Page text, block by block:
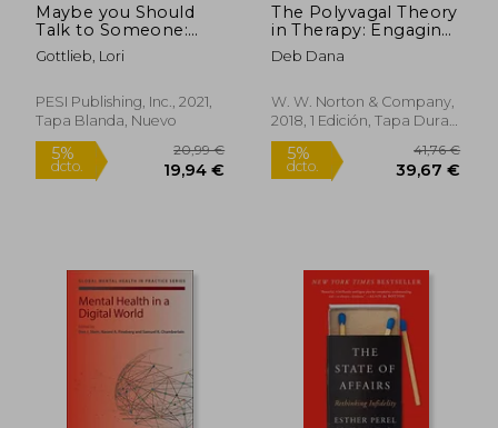
Maybe you Should
Talk to Someone:
The Workbook: A
Toolkit for Editing
Changing Your Life
(en Inglés)
Gottlieb, Lori
PESI Publishing, Inc., 2021,
Tapa Blanda, Nuevo
The Polyvagal Theory
in Therapy: Engaging
the Rhythm of
Regulation (en
Deb Dana
W. W. Norton & Company,
2018, 1 Edición, Tapa Dura,
Nuevo